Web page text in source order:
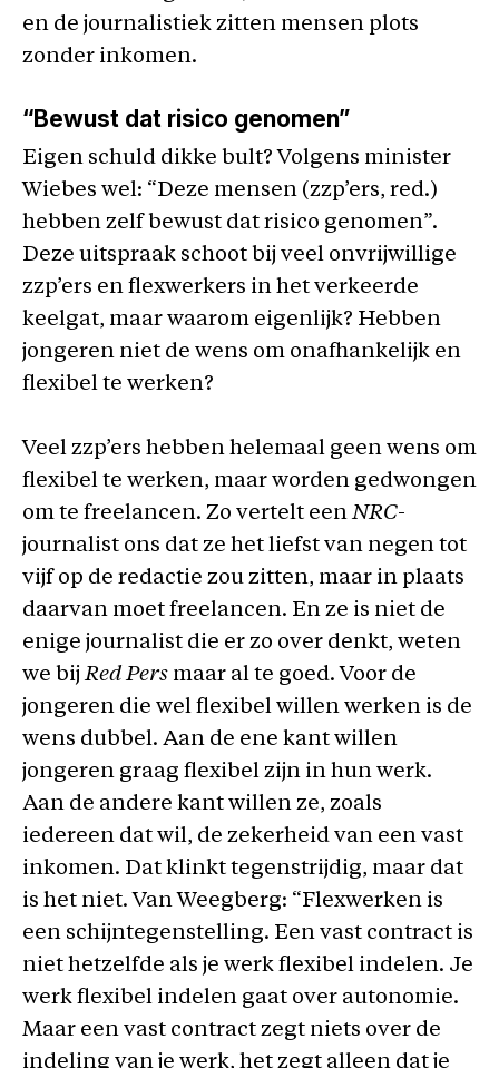
en de journalistiek zitten mensen plots
zonder inkomen.
“Bewust dat risico genomen”
Eigen schuld dikke bult? Volgens minister
Wiebes wel: “Deze mensen (zzp’ers, red.)
hebben zelf bewust dat risico genomen”.
Deze uitspraak schoot bij veel onvrijwillige
zzp’ers en flexwerkers in het verkeerde
keelgat, maar waarom eigenlijk? Hebben
jongeren niet de wens om onafhankelijk en
flexibel te werken?
Veel zzp’ers hebben helemaal geen wens om
flexibel te werken, maar worden gedwongen
om te freelancen. Zo vertelt eenNRC-
journalist ons dat ze het liefst van negen tot
vijf op de redactie zou zitten, maar in plaats
daarvan moet freelancen. En ze is niet de
enige journalist die er zo over denkt, weten
we bijRed Pers maar al te goed. Voor de
jongeren die wel flexibel willen werken is de
wens dubbel. Aan de ene kant willen
jongeren graag flexibel zijn in hun werk.
Aan de andere kant willen ze, zoals
iedereen dat wil, de zekerheid van een vast
inkomen. Dat klinkt tegenstrijdig, maar dat
is het niet. Van Weegberg: “Flexwerken is
een schijntegenstelling. Een vast contract is
niet hetzelfde als je werk flexibel indelen. Je
werk flexibel indelen gaat over autonomie.
Maar een vast contract zegt niets over de
indeling van je werk, het zegt alleen dat je